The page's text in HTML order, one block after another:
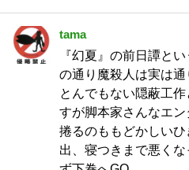
tama
『幻夏』の前日譚と
の通り魔殺人は実は
とんでもない隠蔽工
すが脚本家さんなエ
捲るのももどかしい
出、寝つきまで悪く